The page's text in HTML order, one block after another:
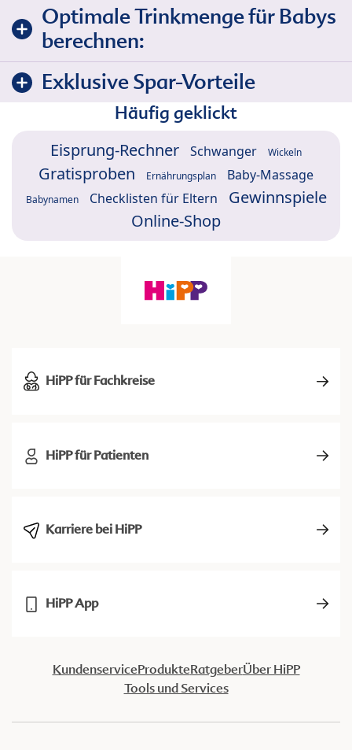
Optimale Trinkmenge für Babys
berechnen:
Exklusive Spar-Vorteile
Häufig geklickt
Eisprung-Rechner Schwanger Wickeln
Gratisproben Ernährungsplan Baby-Massage
Babynamen Checklisten für Eltern
Gewinnspiele
Online-Shop
HiPP für Fachkreise
HiPP für Patienten
Karriere bei HiPP
HiPP App
KundenserviceProdukteRatgeberÜber HiPP
Tools und Services